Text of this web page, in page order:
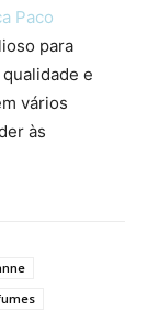
Paco
para
e
vários
às